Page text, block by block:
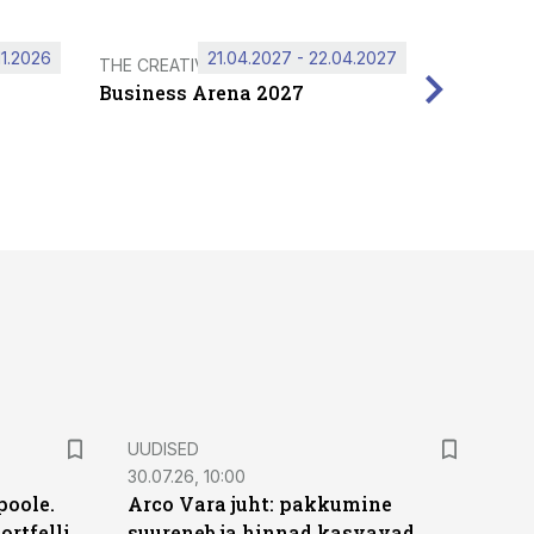
THE CREATIVE HUB
Business Arena 2027
21.04.2027 - 22.04.2027
UUDISED
30.07.26, 10:00
Arco Vara juht: pakkumine